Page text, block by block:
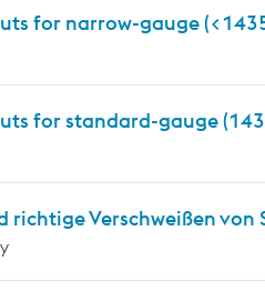
for narrow-gauge
for standard-gauge
richtige Verschweißen von